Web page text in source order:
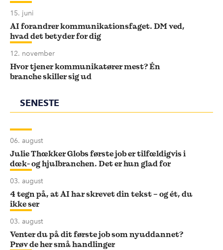
15. juni
AI forandrer kommunikationsfaget. DM ved,
hvad det betyder for dig
12. november
Hvor tjener kommunikatører mest? Én
branche skiller sig ud
SENESTE
06. august
Julie Thækker Globs første job er tilfældigvis i
dæk- og hjulbranchen. Det er hun glad for
03. august
4 tegn på, at AI har skrevet din tekst – og ét, du
ikke ser
03. august
Venter du på dit første job som nyuddannet?
Prøv de her små handlinger